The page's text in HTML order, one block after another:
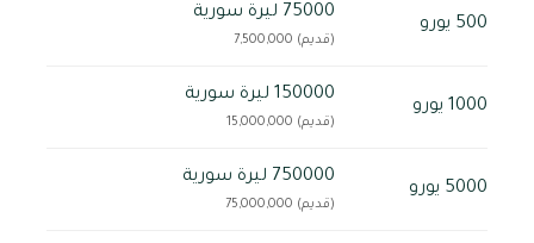
500 يورو
75000 ليرة سورية
(قديم) 7,500,000
1000 يورو
150000 ليرة سورية
(قديم) 15,000,000
5000 يورو
750000 ليرة سورية
(قديم) 75,000,000